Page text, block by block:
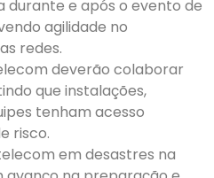
durante e após o evento de
agilidade no
redes.
deverão colaborar
que instalações,
tenham acesso
risco.
em desastres na